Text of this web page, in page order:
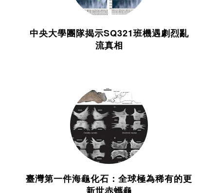
中央大學團隊揭示SQ321班機遇劇烈亂
流真相
臺灣第一件海龜化石：全球極為稀有的更